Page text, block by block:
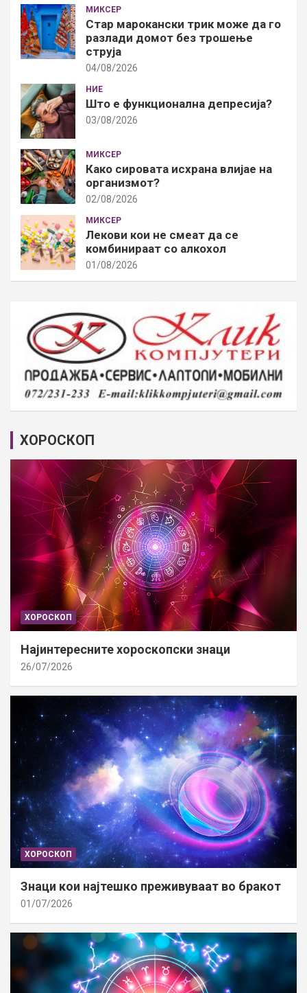
МИКСЕР
Стар марокански трик може да го
разлади домот без трошење
струја
04/08/2026
НИЕ
Што е функционална депресија?
03/08/2026
МИКСЕР
Како сировата исхрана влијае на
организмот?
02/08/2026
МИКСЕР
Лекови кои не смеат да се
комбинираат со алкохол
01/08/2026
ХОРОСКОП
ХОРОСКОП
Најинтересните хороскопски знаци
26/07/2026
ХОРОСКОП
Знаци кои најтешко преживуваат во бракот
01/07/2026